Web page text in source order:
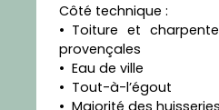
Côté technique :
Toiture et
provençales
Eau de ville
Tout-à-l’égout
Majorité des